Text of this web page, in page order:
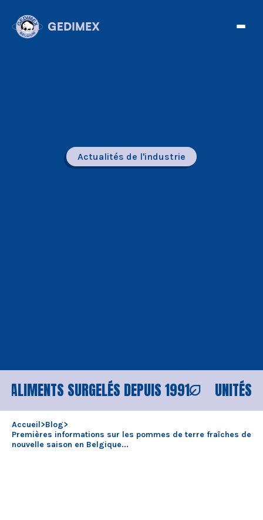
Actualités de l'industrie
SURGELÉS DEPUIS 1991 UNITÉS DE
Accueil>Blog>
Premières informations sur les pommes de terre fraîches de
nouvelle saison en Belgique...